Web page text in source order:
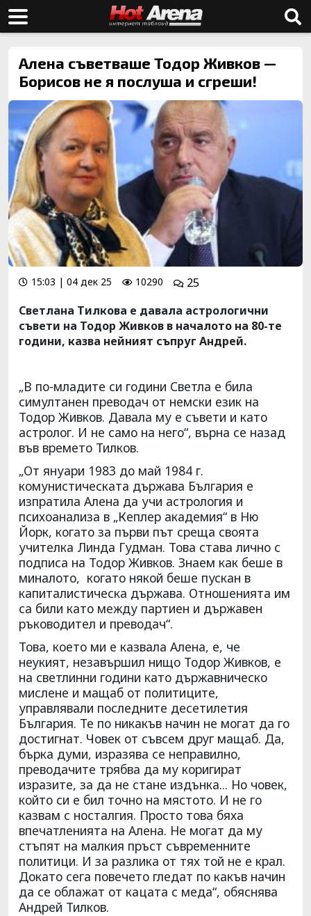
Алена съветваше Тодор Живков —
Борисов не я послуша и сгреши!
15:03 | 04 дек 25 10290
25
Светлана Тилкова е давала астрологични
съвети на Тодор Живков в началото на 80-те
години, казва нейният съпруг Андрей.
„В по-младите си години Светла е била
симултанен преводач от немски език на
Тодор Живков. Давала му е съвети и като
астролог. И не само на него“, върна се назад
във времето Тилков.
„От януари 1983 до май 1984 г.
комунистическата държава България е
изпратила Алена да учи астрология и
психоанализа в „Кеплер академия“ в Ню
Йорк, когато за първи път среща своята
учителка Линда Гудман. Това става лично с
подписа на Тодор Живков. Знаем как беше в
миналото, когато някой беше пускан в
капиталистическа държава. Отношенията им
са били като между партиен и държавен
ръководител и преводач“.
Това, което ми е казвала Алена, е, че
неукият, незавършил нищо Тодор Живков, е
на светлинни години като държавническо
мислене и мащаб от политиците,
управлявали последните десетилетия
България. Те по никакъв начин не могат да го
достигнат. Човек от съвсем друг мащаб. Да,
бърка думи, изразява се неправилно,
преводачите трябва да му коригират
изразите, за да не стане издънка... Но човек,
който си е бил точно на мястото. И не го
казвам с носталгия. Просто това бяха
впечатленията на Алена. Не могат да му
стъпят на малкия пръст съвременните
политици. И за разлика от тях той не е крал.
Докато сега повечето гледат по какъв начин
да се облажат от кацата с меда“, обяснява
Андрей Тилков.